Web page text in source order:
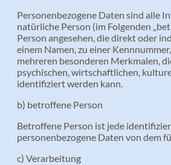
Personenbezogene Daten sind alle
natürliche Person (im Folgenden
Person angesehen, die direkt oder
einem Namen, zu einer
mehreren besonderen Merkmalen,
psychischen, wirtschaftlichen,
identifiziert werden kann.
b) betroffene Person
Betroffene Person ist jede
personenbezogene Daten von dem
c) Verarbeitung